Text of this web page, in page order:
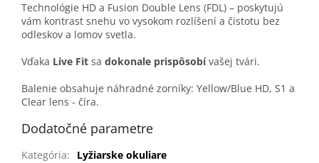
Technológie HD a Fusion Double Lens (FDL) – poskytujú
vám kontrast snehu vo vysokom rozlíšení a čistotu bez
odleskov a lomov svetla.
Vďaka Live Fit sa dokonale prispôsobívašej tvári.
Balenie obsahuje náhradné zorníky: Yellow/Blue HD, S1 a
Clear lens - číra.
Dodatočné parametre
Kategória:
Lyžiarske okuliare